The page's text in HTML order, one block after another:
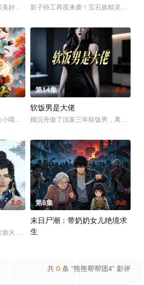
啼哭。他小心开启，见我是个女婴，此后我便
好的叶罗丽仙境。这里的仙子因自然与人类世
影子特工再度来袭！宝石族精灵竟然成
意识地往后退。唯独女友的竹马赵胜，上前
2.0
喵与伙伴们生来便是底层最弱的小动物，在村
第14集 6.0
软饭男是大佬
顾沉舟做了沈家三年软饭男，离婚当
事，以及与家人的欢乐日常。剧情贴近孩童真
3.0
火时。萧国山外，白云寺，圣僧哥哥，只要你
第6集 9.0
末日尸潮：带奶奶女儿绝境求
生
共 0 条 “熊熊帮帮团4” 影评